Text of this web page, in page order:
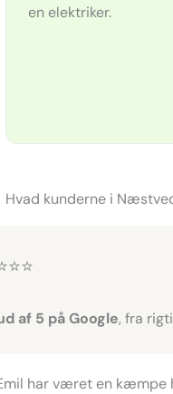
en elektriker.
Hvad kunderne i
af 5 på Google, fra
har været en kæmpe